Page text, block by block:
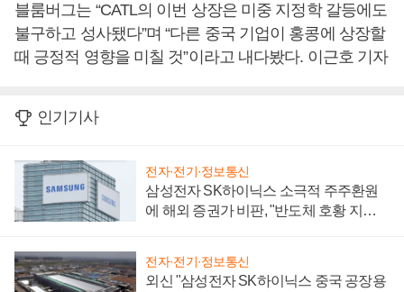
블룸버그는 “CATL의 이번 상장은 미중 지정학 갈등에도
불구하고 성사됐다”며 “다른 중국 기업이 홍콩에 상장할
때 긍정적 영향을 미칠 것”이라고 내다봤다. 이근호 기자
인기기사
전자·전기·정보통신
삼성전자 SK하이닉스 소극적 주주환원
에 해외 증권가 비판, "반도체 호황 지속
전자·전기·정보통신
외신 "삼성전자 SK하이닉스 중국 공장용